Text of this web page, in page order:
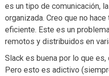
es un tipo de comunicación,
organizada. Creo que no
eficiente. Este es un
remotos y distribuidos en
Slack es buena por lo que
Pero esto es adictivo